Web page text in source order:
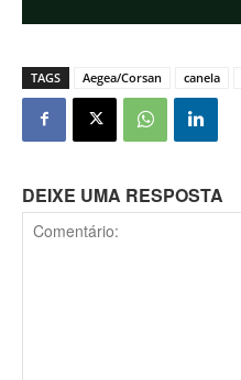
TAGS Aegea/Corsan canela
DEIXE UMA RESPOSTA